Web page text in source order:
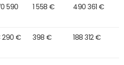
590
1 558 € 490 361 €
290 € 398 € 188 312 €